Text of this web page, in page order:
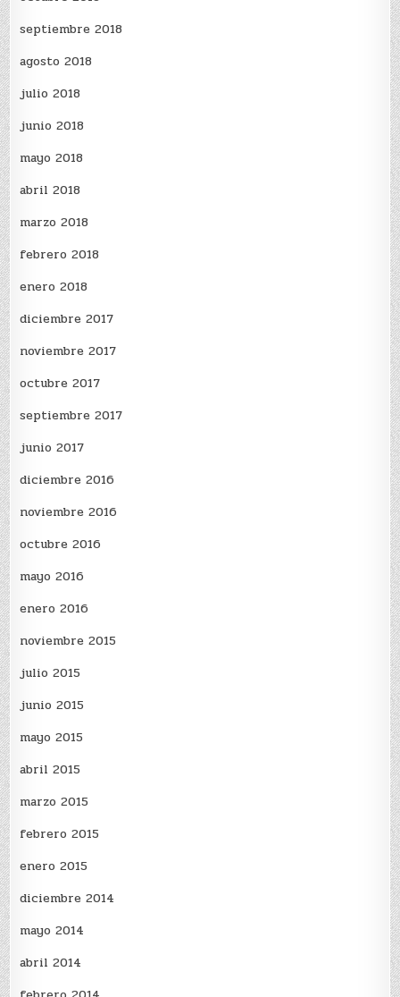
septiembre 2018
agosto 2018
julio 2018
junio 2018
mayo 2018
abril 2018
marzo 2018
febrero 2018
enero 2018
diciembre 2017
noviembre 2017
octubre 2017
septiembre 2017
junio 2017
diciembre 2016
noviembre 2016
octubre 2016
mayo 2016
enero 2016
noviembre 2015
julio 2015
junio 2015
mayo 2015
abril 2015
marzo 2015
febrero 2015
enero 2015
diciembre 2014
mayo 2014
abril 2014